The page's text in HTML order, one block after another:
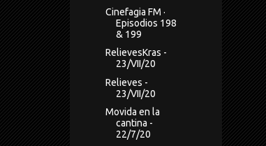
Cinefagia FM ·
Episodios 198
& 199
RelievesKras -
23/VII/20
Relieves -
23/VII/20
Movida en la
cantina -
22/7/20